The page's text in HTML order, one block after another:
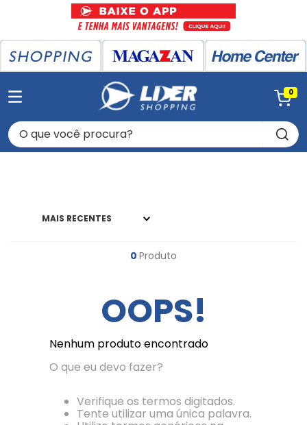
0
O que você procura?
MAIS RECENTES
0 Produto
OOPS!
Nenhum produto encontrado
O que eu devo fazer?
Verifique os termos digitados.
Tente utilizar uma única palavra.